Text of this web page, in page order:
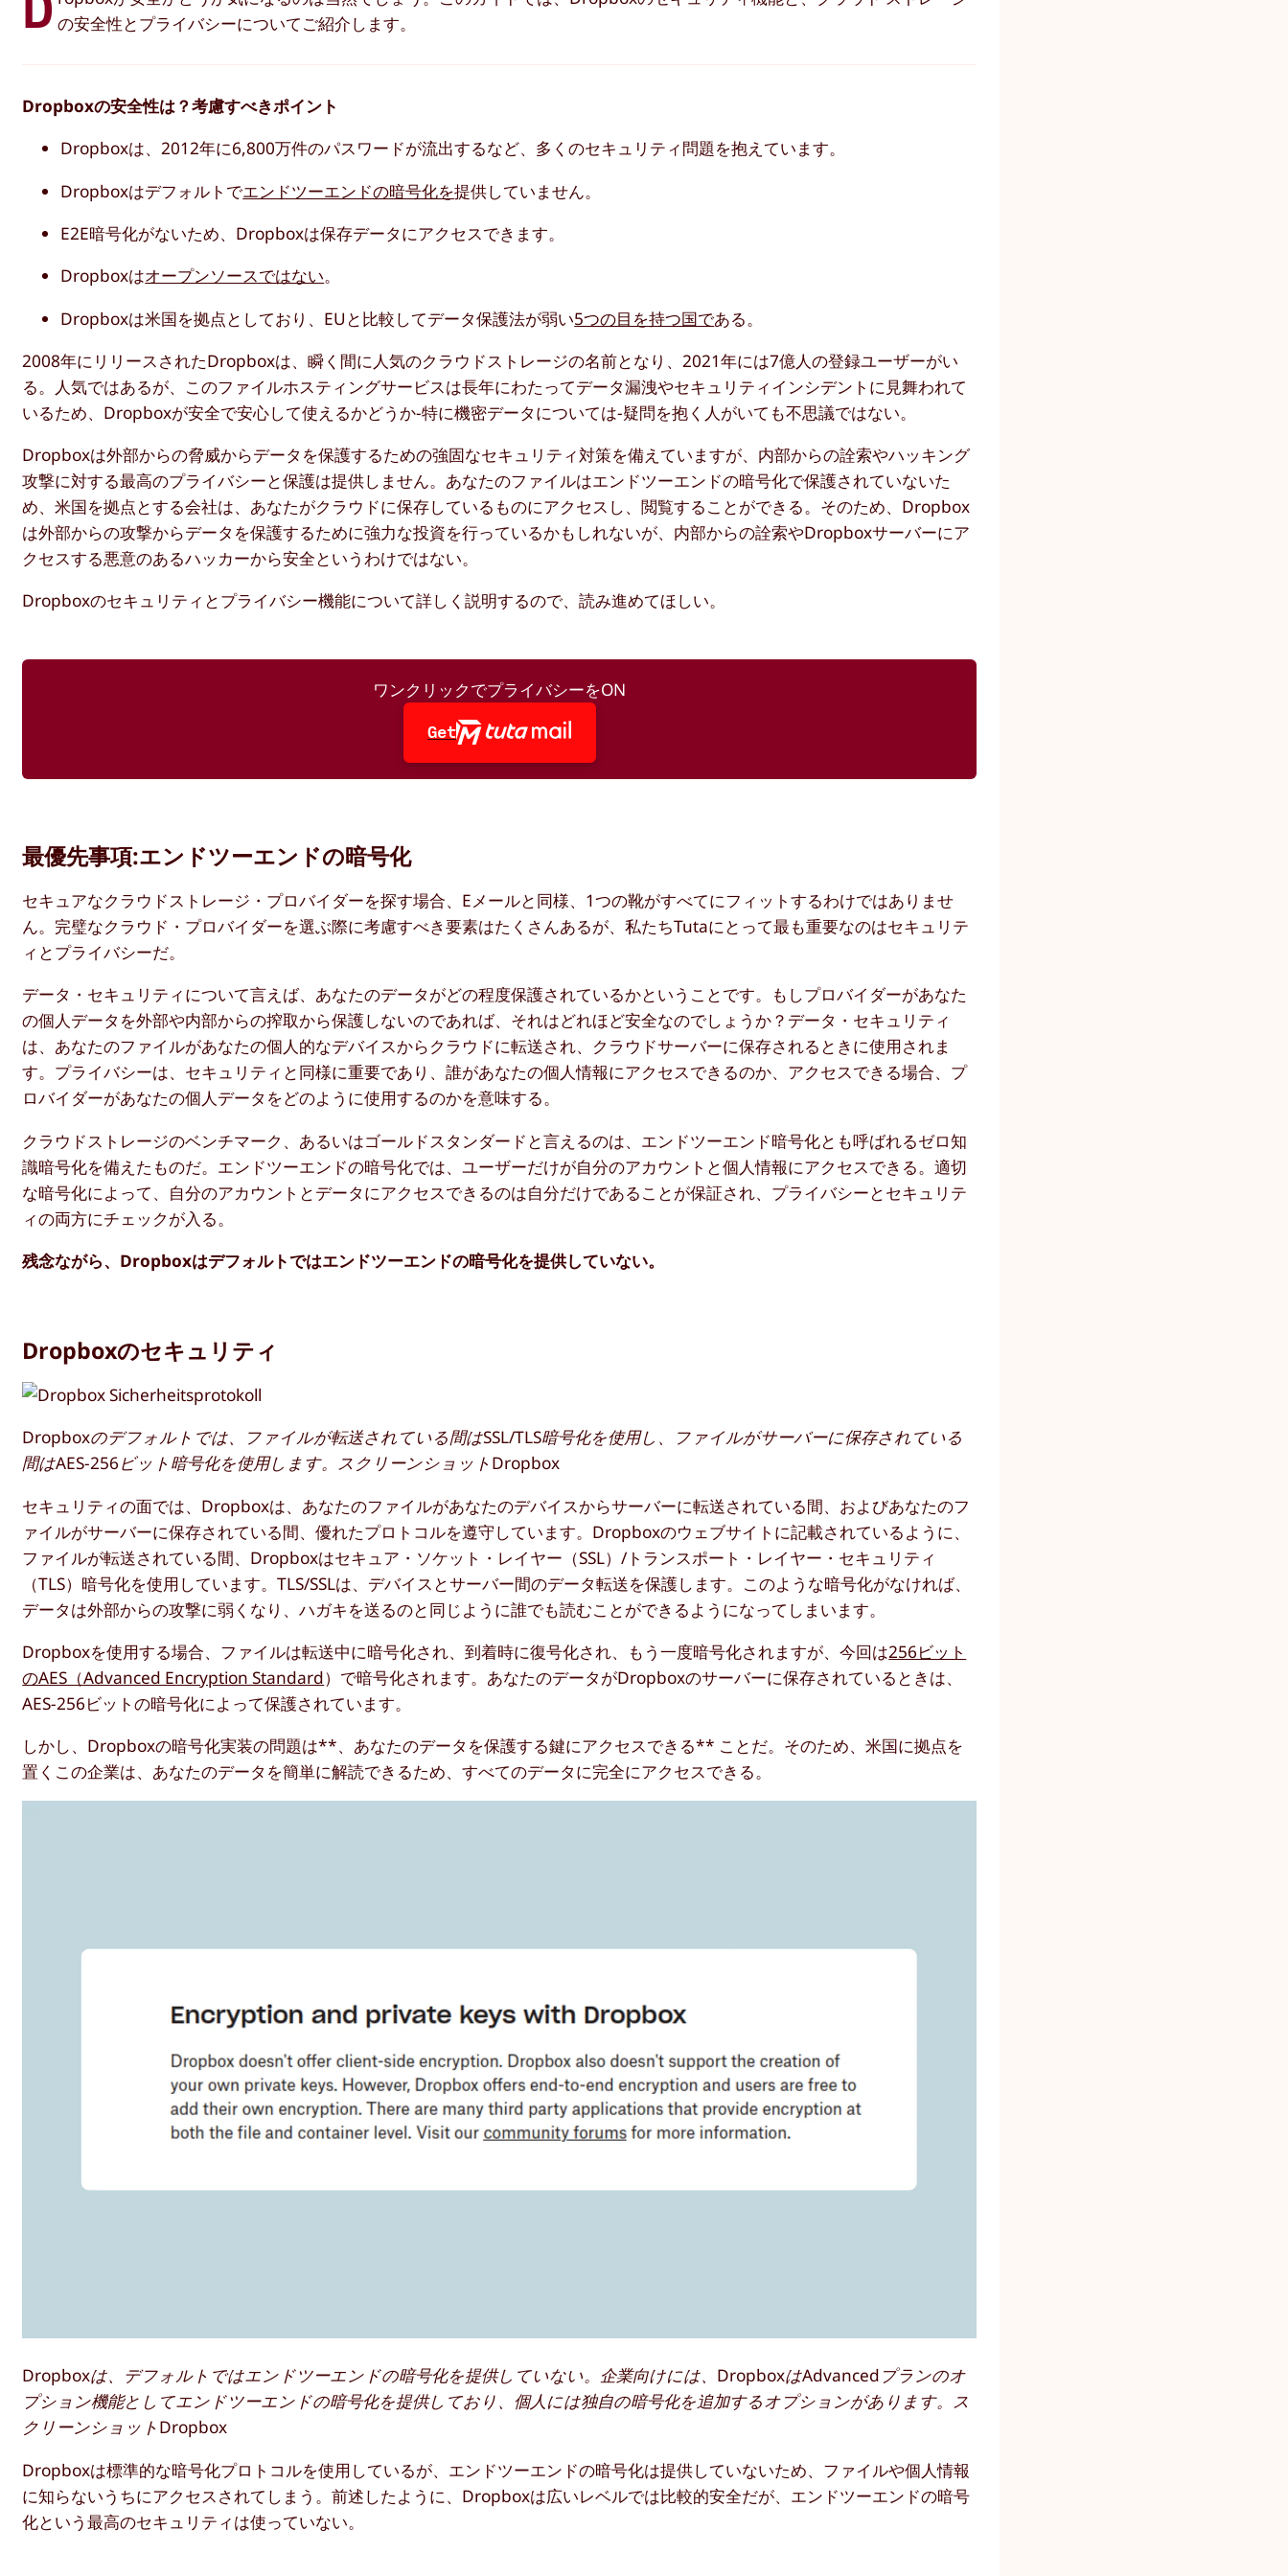
の安全性とプライバシーについてご紹介します。
Dropboxの安全性は？考慮すべきポイント
Dropboxは、2012年に6,800万件のパスワードが流出するなど、多くのセキュリティ問題を抱えています。
Dropboxはデフォルトでエンドツーエンドの暗号化を提供していません。
E2E暗号化がないため、Dropboxは保存データにアクセスできます。
Dropboxはオープンソースではない。
Dropboxは米国を拠点としており、EUと比較してデータ保護法が弱い5つの目を持つ国である。
2008年にリリースされたDropboxは、瞬く間に人気のクラウドストレージの名前となり、2021年には7億人の登録ユーザーがい
る。人気ではあるが、このファイルホスティングサービスは長年にわたってデータ漏洩やセキュリティインシデントに見舞われて
いるため、Dropboxが安全で安心して使えるかどうか-特に機密データについては-疑問を抱く人がいても不思議ではない。
Dropboxは外部からの脅威からデータを保護するための強固なセキュリティ対策を備えていますが、内部からの詮索やハッキング
攻撃に対する最高のプライバシーと保護は提供しません。あなたのファイルはエンドツーエンドの暗号化で保護されていないた
め、米国を拠点とする会社は、あなたがクラウドに保存しているものにアクセスし、閲覧することができる。そのため、Dropbox
は外部からの攻撃からデータを保護するために強力な投資を行っているかもしれないが、内部からの詮索やDropboxサーバーにア
クセスする悪意のあるハッカーから安全というわけではない。
Dropboxのセキュリティとプライバシー機能について詳しく説明するので、読み進めてほしい。
ワンクリックでプライバシーをON
Get
最優先事項:エンドツーエンドの暗号化
セキュアなクラウドストレージ・プロバイダーを探す場合、Eメールと同様、1つの靴がすべてにフィットするわけではありませ
ん。完璧なクラウド・プロバイダーを選ぶ際に考慮すべき要素はたくさんあるが、私たちTutaにとって最も重要なのはセキュリテ
ィとプライバシーだ。
データ・セキュリティについて言えば、あなたのデータがどの程度保護されているかということです。もしプロバイダーがあなた
の個人データを外部や内部からの搾取から保護しないのであれば、それはどれほど安全なのでしょうか？データ・セキュリティ
は、あなたのファイルがあなたの個人的なデバイスからクラウドに転送され、クラウドサーバーに保存されるときに使用されま
す。プライバシーは、セキュリティと同様に重要であり、誰があなたの個人情報にアクセスできるのか、アクセスできる場合、プ
ロバイダーがあなたの個人データをどのように使用するのかを意味する。
クラウドストレージのベンチマーク、あるいはゴールドスタンダードと言えるのは、エンドツーエンド暗号化とも呼ばれるゼロ知
識暗号化を備えたものだ。エンドツーエンドの暗号化では、ユーザーだけが自分のアカウントと個人情報にアクセスできる。適切
な暗号化によって、自分のアカウントとデータにアクセスできるのは自分だけであることが保証され、プライバシーとセキュリテ
ィの両方にチェックが入る。
残念ながら、Dropboxはデフォルトではエンドツーエンドの暗号化を提供していない。
Dropboxのセキュリティ
Dropboxのデフォルトでは、ファイルが転送されている間はSSL/TLS暗号化を使用し、ファイルがサーバーに保存されている
間はAES-256ビット暗号化を使用します。スクリーンショットDropbox
セキュリティの面では、Dropboxは、あなたのファイルがあなたのデバイスからサーバーに転送されている間、およびあなたのフ
ァイルがサーバーに保存されている間、優れたプロトコルを遵守しています。Dropboxのウェブサイトに記載されているように、
ファイルが転送されている間、Dropboxはセキュア・ソケット・レイヤー（SSL）/トランスポート・レイヤー・セキュリティ
（TLS）暗号化を使用しています。TLS/SSLは、デバイスとサーバー間のデータ転送を保護します。このような暗号化がなければ、
データは外部からの攻撃に弱くなり、ハガキを送るのと同じように誰でも読むことができるようになってしまいます。
Dropboxを使用する場合、ファイルは転送中に暗号化され、到着時に復号化され、もう一度暗号化されますが、今回は256ビット
のAES（Advanced Encryption Standard）で暗号化されます。あなたのデータがDropboxのサーバーに保存されているときは、
AES-256ビットの暗号化によって保護されています。
しかし、Dropboxの暗号化実装の問題は**、あなたのデータを保護する鍵にアクセスできる** ことだ。そのため、米国に拠点を
置くこの企業は、あなたのデータを簡単に解読できるため、すべてのデータに完全にアクセスできる。
Dropboxは、デフォルトではエンドツーエンドの暗号化を提供していない。企業向けには、DropboxはAdvancedプランのオ
プション機能としてエンドツーエンドの暗号化を提供しており、個人には独自の暗号化を追加するオプションがあります。ス
クリーンショットDropbox
Dropboxは標準的な暗号化プロトコルを使用しているが、エンドツーエンドの暗号化は提供していないため、ファイルや個人情報
に知らないうちにアクセスされてしまう。前述したように、Dropboxは広いレベルでは比較的安全だが、エンドツーエンドの暗号
化という最高のセキュリティは使っていない。